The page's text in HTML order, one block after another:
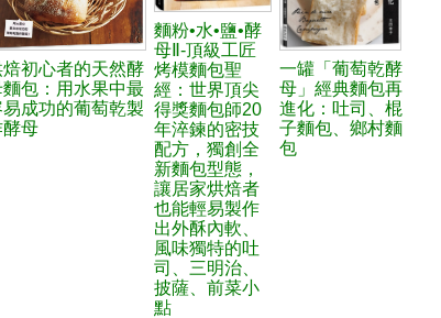
焙初心者的天然酵
麵包：用水果中最
易成功的葡萄乾製
酵母
麵粉•水•鹽•酵
母Ⅱ-頂級工匠
烤模麵包聖
經：世界頂尖
得獎麵包師20
年淬鍊的密技
配方，獨創全
新麵包型態，
讓居家烘焙者
也能輕易製作
出外酥內軟、
風味獨特的吐
司、三明治、
披薩、前菜小
點
一罐「葡萄乾酵
母」經典麵包再
進化：吐司、棍
子麵包、鄉村麵
包